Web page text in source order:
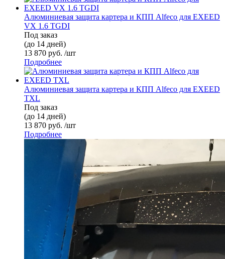
Алюминиевая защита картера и КПП Alfeco для EXEED
VX 1.6 TGDI
Под заказ
(до 14 дней)
13 870 руб. /шт
Подробнее
Алюминиевая защита картера и КПП Alfeco для EXEED
TXL
Под заказ
(до 14 дней)
13 870 руб. /шт
Подробнее